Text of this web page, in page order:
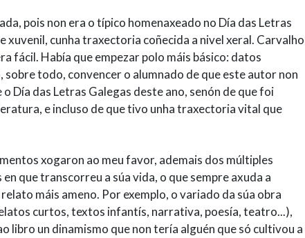
pois non era o típico homenaxeado no Día das Letras
cunha traxectoria coñecida a nivel xeral. Carvalho
fácil. Había que empezar polo máis básico: datos
todo, convencer o alumnado de que este autor non
Día das Letras Galegas deste ano, senón de que foi
e incluso de que tivo unha traxectoria vital que
xogaron ao meu favor, ademais dos múltiples
en que transcorreu a súa vida, o que sempre axuda a
máis ameno. Por exemplo, o variado da súa obra
curtos, textos infantís, narrativa, poesía, teatro...),
libro un dinamismo que non tería alguén que só cultivou a